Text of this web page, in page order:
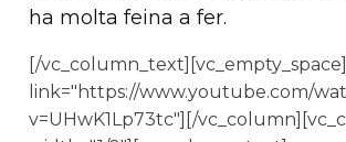
ha molta feina a fer.
[/
link="https://www.youtube.com/
v=UHwK1Lp73tc"][/